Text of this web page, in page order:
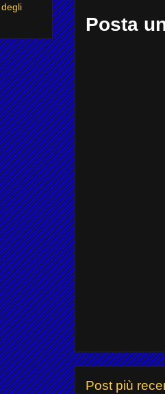
Posta
Post più